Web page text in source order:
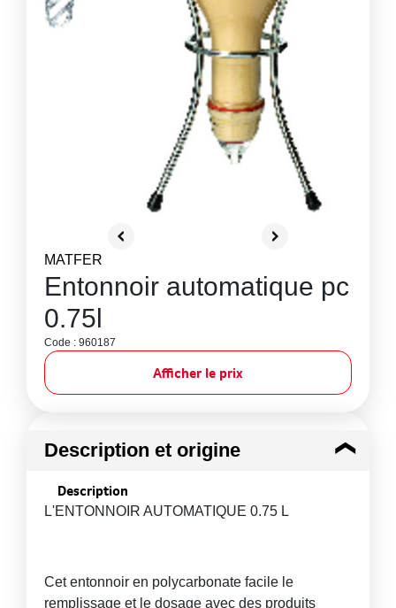
MATFER
Entonnoir automatique pc
0.75l
Code : 960187
Afficher le prix
Description et origine
Description
L'ENTONNOIR AUTOMATIQUE 0.75 L
Cet entonnoir en polycarbonate facile le
remplissage et le dosage avec des produits